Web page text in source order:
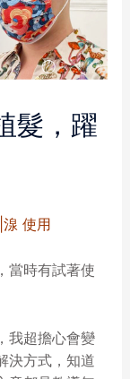
髮，躍
使用
當時有試著使
我超擔心會變
決方式，知道